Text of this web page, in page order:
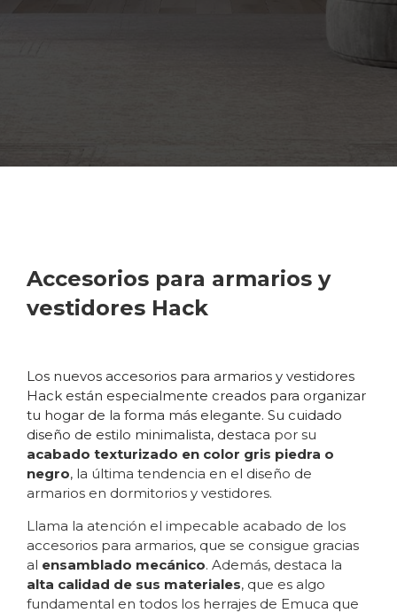
Accesorios para armarios y
vestidores Hack
Los nuevos accesorios para armarios y vestidores
Hack están especialmente creados para organizar
tu hogar de la forma más elegante. Su cuidado
diseño de estilo minimalista, destaca por su
acabado texturizado en color gris piedra o
negro, la última tendencia en el diseño de
armarios en dormitorios y vestidores.
Llama la atención el impecable acabado de los
accesorios para armarios, que se consigue gracias
al ensamblado mecánico. Además, destaca la
alta calidad de sus materiales, que es algo
fundamental en todos los herrajes de Emuca que